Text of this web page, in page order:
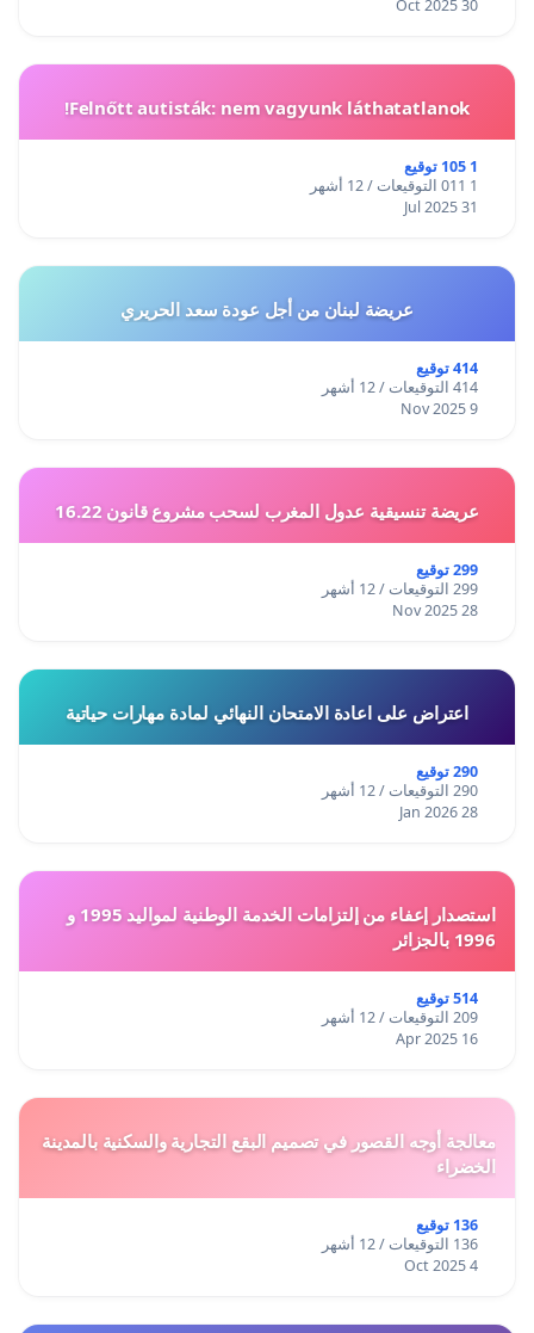
30 Oct 2025
Felnőtt autisták: nem vagyunk láthatatlanok!
1 105 توقيع
1 011 التوقيعات / 12 أشهر
31 Jul 2025
عريضة لبنان من أجل عودة سعد الحريري
414 توقيع
414 التوقيعات / 12 أشهر
9 Nov 2025
عريضة تنسيقية عدول المغرب لسحب مشروع قانون 16.22
299 توقيع
299 التوقيعات / 12 أشهر
28 Nov 2025
اعتراض على اعادة الامتحان النهائي لمادة مهارات حياتية
290 توقيع
290 التوقيعات / 12 أشهر
28 Jan 2026
استصدار إعفاء من إلتزامات الخدمة الوطنية لمواليد 1995 و
1996 بالجزائر
514 توقيع
209 التوقيعات / 12 أشهر
16 Apr 2025
معالجة أوجه القصور في تصميم البقع التجارية والسكنية بالمدينة
الخضراء
136 توقيع
136 التوقيعات / 12 أشهر
4 Oct 2025